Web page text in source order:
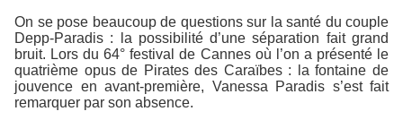
On se pose beaucoup de questions sur la santé du couple
Depp-Paradis : la possibilité d’une séparation fait grand
bruit. Lors du 64° festival de Cannes où l’on a présenté le
quatrième opus de Pirates des Caraïbes : la fontaine de
jouvence en avant-première, Vanessa Paradis s’est fait
remarquer par son absence.